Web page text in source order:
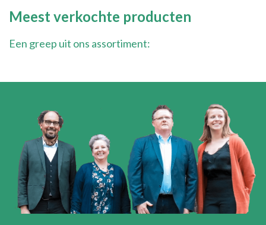
Meest verkochte producten
Een greep uit ons assortiment: